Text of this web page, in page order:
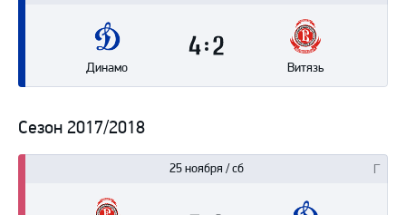
Динамо
4
Витязь
2
Сезон 2017/2018
25 ноября / сб